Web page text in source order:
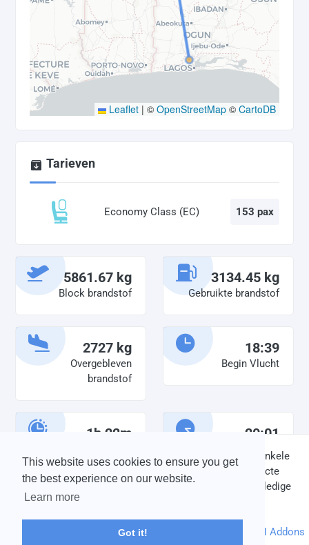
This website uses cookies to ensure you get
the best experience on our website.
Learn more
Got it!
Leaflet | © OpenStreetMap © CartoDB
Tarieven
Economy Class (EC) 153 pax
5861.67 kg
Block brandstof
3134.45 kg
Gebruikte brandstof
2727 kg
Overgebleven
brandstof
18:39
Begin Vlucht
1h 22m 20:01
Einde vlucht
DISCLAIMER: V-Bird Virtual Airlines Group kan op geen enkele
wijze aansprakelijkheid aanvaarden voor directe of indirecte
schade die is ontstaan ten gevolge van onjuiste of onvolledige
informatie op deze website.
© 2004 - 2026 V-Bird Virtual Airlines Group |Credits
Powered byphpVMS DH Addons